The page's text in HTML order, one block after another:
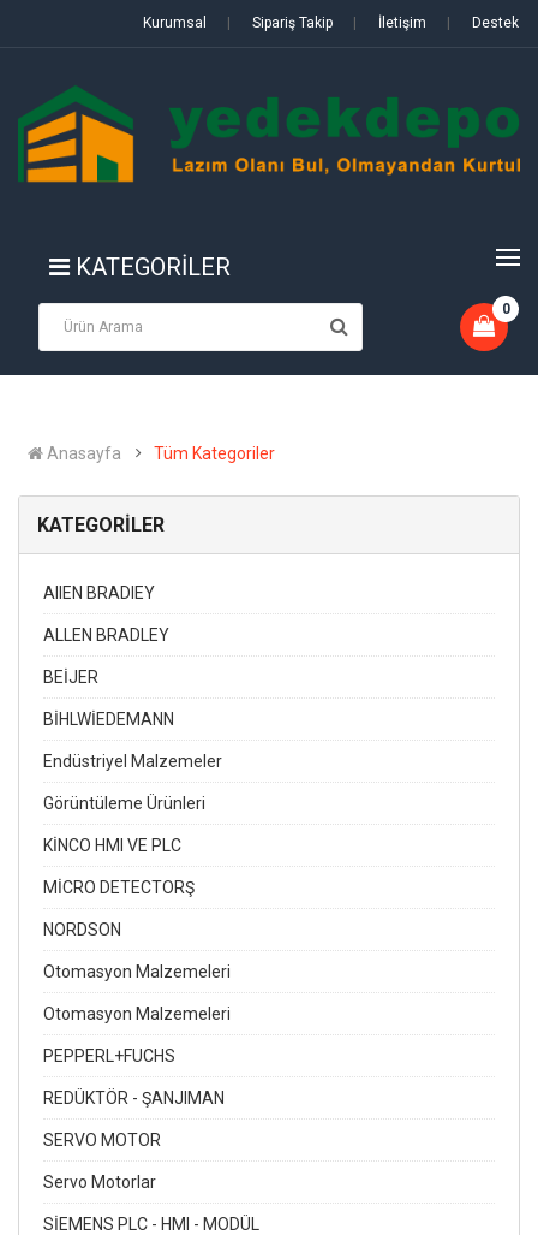
Kurumsal Sipariş Takip İletişim Destek
KATEGORİLER
0
Anasayfa Tüm Kategoriler
KATEGORİLER
AIIEN BRADIEY
ALLEN BRADLEY
BEİJER
BİHLWİEDEMANN
Endüstriyel Malzemeler
Görüntüleme Ürünleri
KİNCO HMI VE PLC
MİCRO DETECTORŞ
NORDSON
Otomasyon Malzemeleri
Otomasyon Malzemeleri
PEPPERL+FUCHS
REDÜKTÖR - ŞANJIMAN
SERVO MOTOR
Servo Motorlar
SİEMENS PLC - HMI - MODÜL